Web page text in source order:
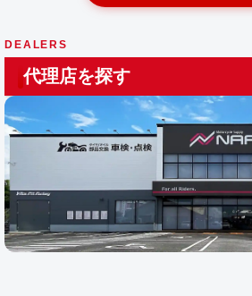
DEALERS
代理店を探す